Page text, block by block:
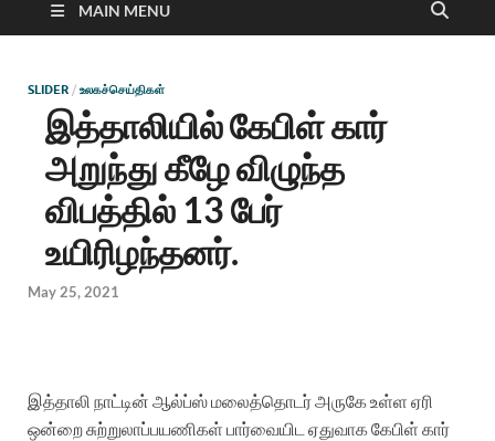
MAIN MENU
SLIDER / உலகச்செய்திகள்
இத்தாலியில் கேபிள் கார்
அறுந்து கீழே விழுந்த
விபத்தில் 13 பேர்
உயிரிழந்தனர்.
May 25, 2021
இத்தாலி நாட்டின் ஆல்ப்ஸ் மலைத்தொடர் அருகே உள்ள ஏரி
ஒன்றை சுற்றுலாப்பயணிகள் பார்வையிட ஏதுவாக கேபிள் கார்